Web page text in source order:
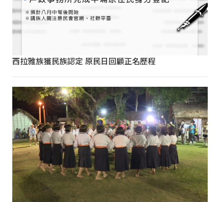
西拉雅族獲民族認定 原民日回顧正名歷程